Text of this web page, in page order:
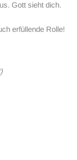
Gott sieht dich.
erfüllende Rolle!